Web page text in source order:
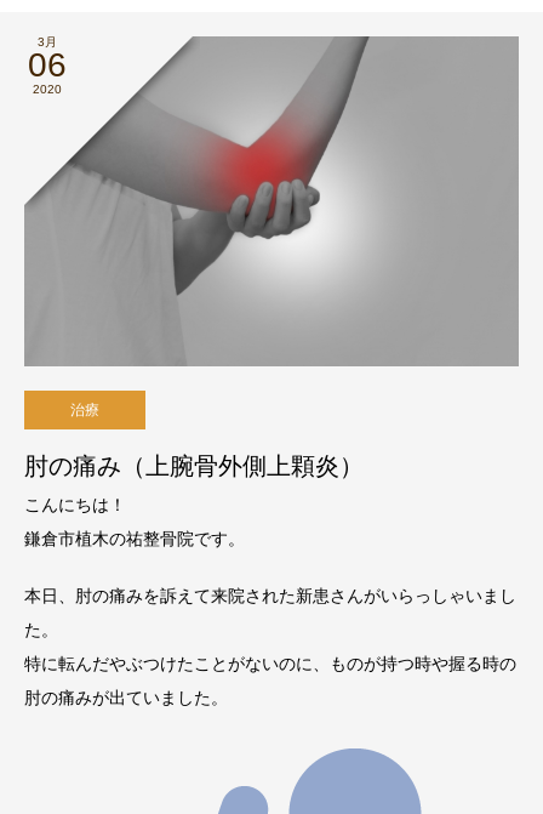
3月
06
2020
治療
肘の痛み（上腕骨外側上顆炎）
こんにちは！
鎌倉市植木の祐整骨院です。
本日、肘の痛みを訴えて来院された新患さんがいらっしゃいまし
た。
特に転んだやぶつけたことがないのに、ものが持つ時や握る時の
肘の痛みが出ていました。